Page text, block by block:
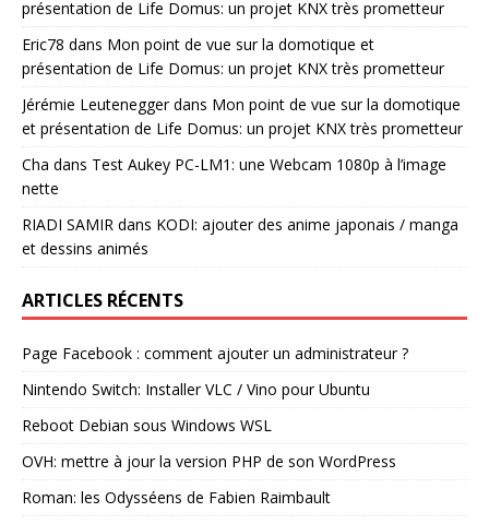
présentation de Life Domus: un projet KNX très prometteur
Eric78 dans Mon point de vue sur la domotique et
présentation de Life Domus: un projet KNX très prometteur
Jérémie Leuteneggerdans Mon point de vue sur la domotique
et présentation de Life Domus: un projet KNX très prometteur
Cha dans Test Aukey PC-LM1: une Webcam 1080p à l’image
nette
RIADI SAMIR dans KODI: ajouter des anime japonais / manga
et dessins animés
ARTICLES RÉCENTS
Page Facebook : comment ajouter un administrateur ?
Nintendo Switch: Installer VLC / Vino pour Ubuntu
Reboot Debian sous Windows WSL
OVH: mettre à jour la version PHP de son WordPress
Roman: les Odysséens de Fabien Raimbault